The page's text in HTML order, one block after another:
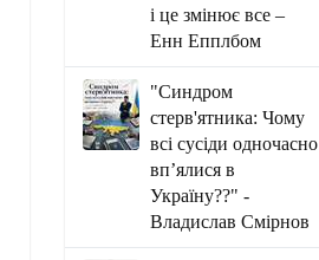
і це змінює все –
Енн Епплбом
"Синдром
стерв'ятника: Чому
всі сусіди одночасно
вп’ялися в
Україну??" -
Владислав Смірнов